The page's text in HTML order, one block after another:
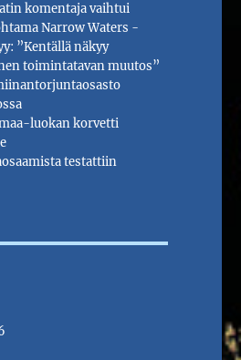
komentaja vaihtui
Narrow Waters -
”Kentällä näkyy
toimintatavan muutos”
luokan korvetti
testattiin